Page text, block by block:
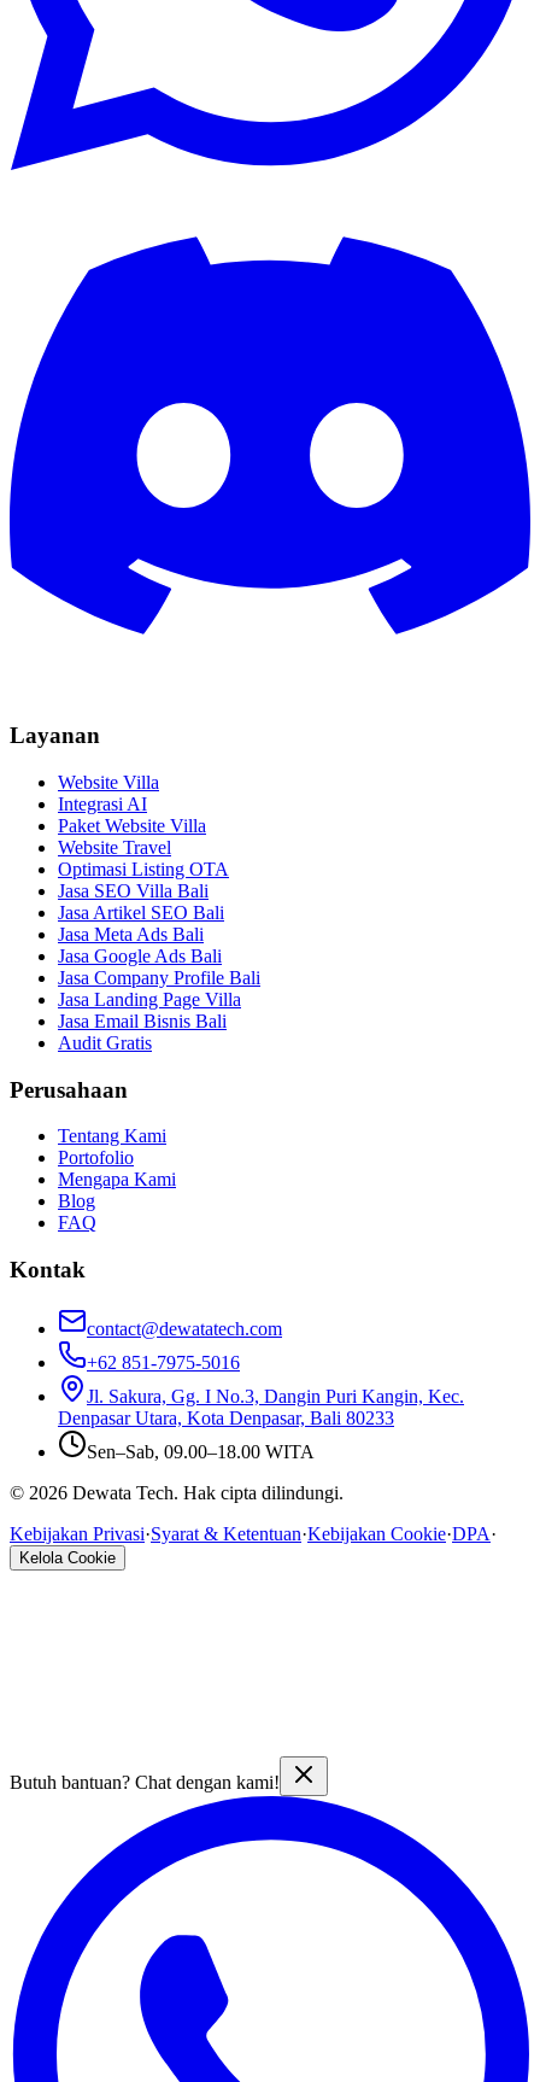
Layanan
Website Villa
Integrasi AI
Paket Website Villa
Website Travel
Optimasi Listing OTA
Jasa SEO Villa Bali
Jasa Artikel SEO Bali
Jasa Meta Ads Bali
Jasa Google Ads Bali
Jasa Company Profile Bali
Jasa Landing Page Villa
Jasa Email Bisnis Bali
Audit Gratis
Perusahaan
Tentang Kami
Portofolio
Mengapa Kami
Blog
FAQ
Kontak
contact@dewatatech.com
+62 851-7975-5016
Jl. Sakura, Gg. I No.3, Dangin Puri Kangin, Kec.
Denpasar Utara, Kota Denpasar, Bali 80233
Sen–Sab, 09.00–18.00 WITA
© 2026 Dewata Tech. Hak cipta dilindungi.
Kebijakan Privasi·Syarat & Ketentuan·Kebijakan Cookie·DPA·
Kelola Cookie
Butuh bantuan? Chat dengan kami!